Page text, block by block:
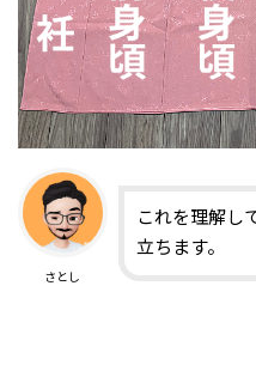
さとし
これを理解し
立ちます。